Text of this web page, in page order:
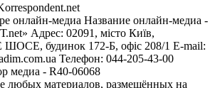
онлайн-медиа Название онлайн-медиа -
Адрес: 02091, місто Київ,
будинок 172-Б, офіс 208/1 E-mail:
Телефон: 044-205-43-00
медиа - R40-06068
любых материалов, размещённых на